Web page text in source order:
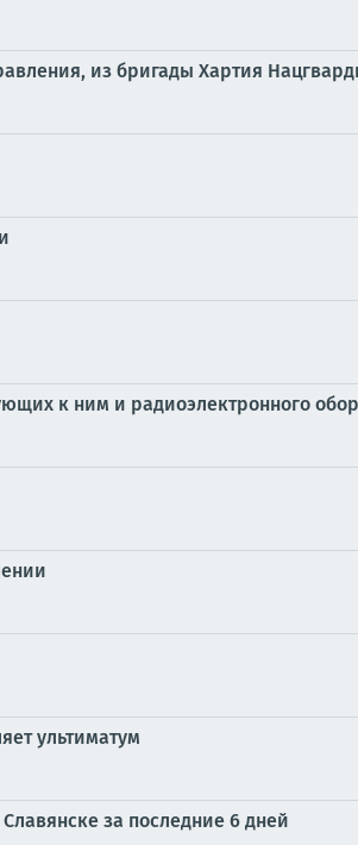
из бригады Хартия
к ним и радиоэлектронного
ультиматум
за последние 6 дней